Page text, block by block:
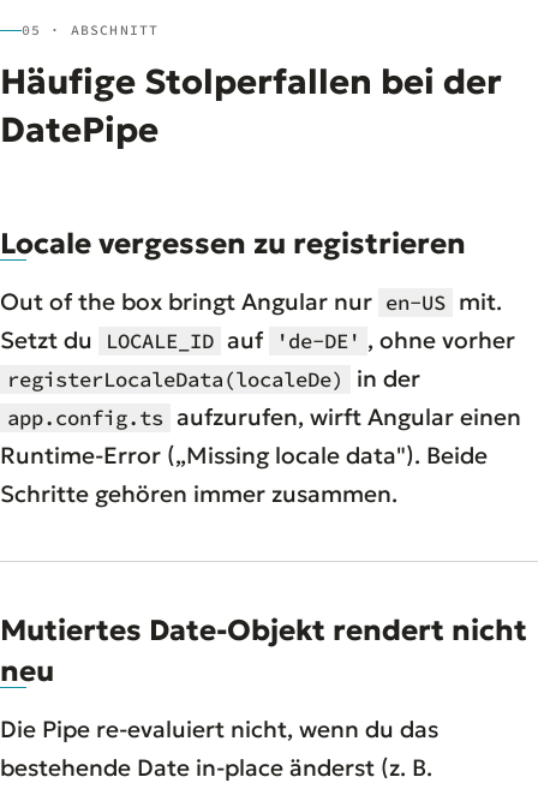
05 · ABSCHNITT
Häufige Stolperfallen bei der
DatePipe
Locale vergessen zu registrieren
Out of the box bringt Angular nur en-US mit.
Setzt du
LOCALE_ID auf 'de-DE' , ohne vorher
registerLocaleData(localeDe) in der
app.config.ts aufzurufen, wirft Angular einen
Runtime-Error („Missing locale data"). Beide
Schritte gehören immer zusammen.
Mutiertes Date-Objekt rendert nicht
neu
Die Pipe re-evaluiert nicht, wenn du das
bestehende Date in-place änderst (z. B.